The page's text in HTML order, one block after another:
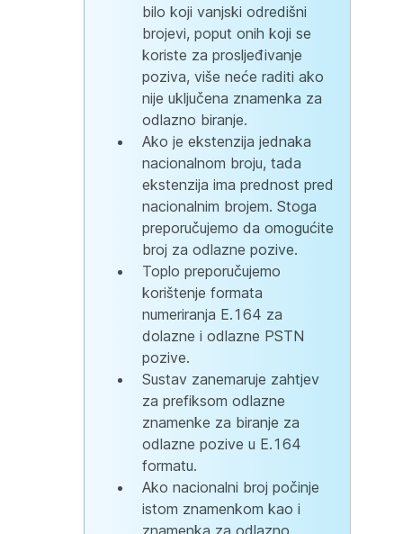
bilo koji vanjski odredišni
brojevi, poput onih koji se
koriste za prosljeđivanje
poziva, više neće raditi ako
nije uključena znamenka za
odlazno biranje.
Ako je ekstenzija jednaka
nacionalnom broju, tada
ekstenzija ima prednost pred
nacionalnim brojem. Stoga
preporučujemo da omogućite
broj za odlazne pozive.
Toplo preporučujemo
korištenje formata
numeriranja E.164 za
dolazne i odlazne PSTN
pozive.
Sustav zanemaruje zahtjev
za prefiksom odlazne
znamenke za biranje za
odlazne pozive u E.164
formatu.
Ako nacionalni broj počinje
istom znamenkom kao i
znamenka za odlazno